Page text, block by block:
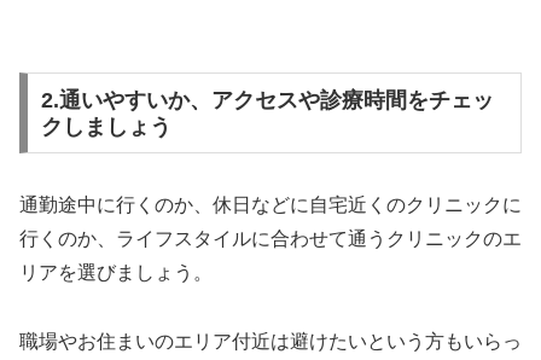
2.通いやすいか、アクセスや診療時間をチェッ
クしましょう
通勤途中に行くのか、休日などに自宅近くのクリニックに
行くのか、ライフスタイルに合わせて通うクリニックのエ
リアを選びましょう。
職場やお住まいのエリア付近は避けたいという方もいらっ